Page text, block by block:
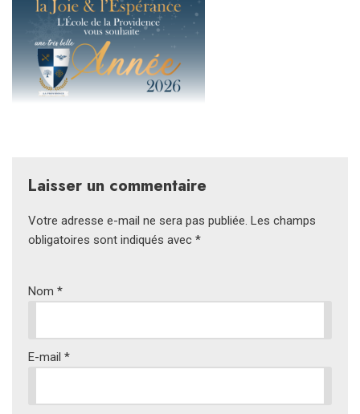
Laisser un commentaire
Votre adresse e-mail ne sera pas publiée. Les champs
obligatoires sont indiqués avec *
Nom *
E-mail *